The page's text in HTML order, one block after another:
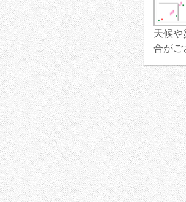
天候
合がご